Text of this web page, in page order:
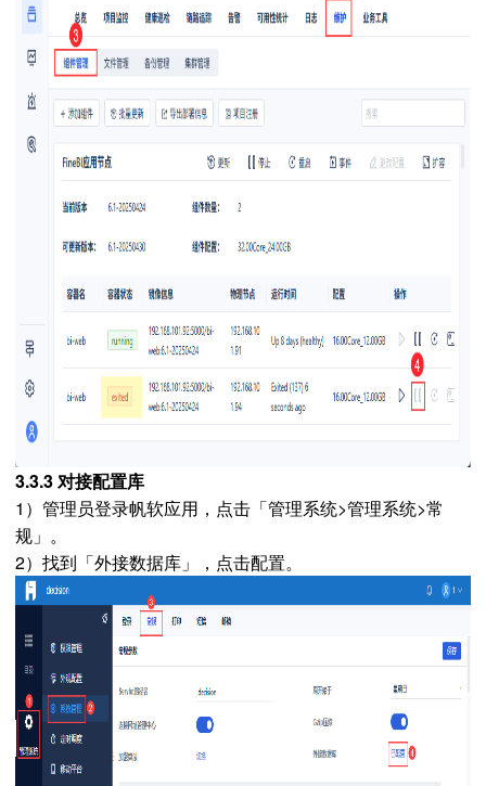
3.3.3 对接配置库
1）管理员登录帆软应用，点击「管理系统>管理系统>常
规」。
2）找到「外接数据库」，点击配置。